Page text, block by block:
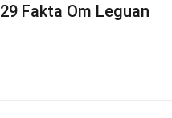
29 Fakta Om Leguan